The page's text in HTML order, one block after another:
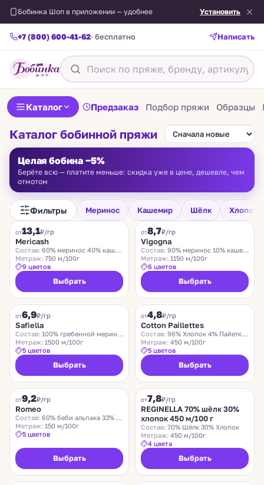
Бобинка Шоп в приложении — удобнее Установить
+7 (800) 600-41-62· бесплатно Написать
Каталог Предзаказ Подбор пряжи Образцы
Каталог бобинной пряжи
Целая бобина −5%
Берёте всю — платите меньше: скидка уже в цене, дешевле, чем
отмотом
Фильтры Меринос Кашемир Шёлк Хлопок
FILAMORE
от13,1₽/гр
Mericash
Состав: 60% меринос 40% кашемир
Метраж: 750 м/100г
9 цветов
Выбрать
VIGOGNA
от8,7₽/гр
Vigogna
Состав: 90% меринос 10% кашемир
Метраж: 1150 м/100г
6 цветов
Выбрать
от6,9₽/гр
Safiella
Состав: 100% гребенной меринос
Метраж: 1500 м/100г
5 цветов
Выбрать
от4,8₽/гр
Cotton Paillettes
Состав: 96% Хлопок 4% Пайетки Полиэстер
Метраж: 450 м/100г
5 цветов
Выбрать
от9,2₽/гр
Romeo
Состав: 60% беби альпака 33% меринос 7% нейлон
Метраж: 150 м/100г
5 цветов
Выбрать
от7,8₽/гр
REGINELLA 70% шёлк 30%
хлопок 450 м/100 г
Состав: 70% Шёлк 30% Хлопок
Метраж: 450 м/100г
4 цвета
Выбрать